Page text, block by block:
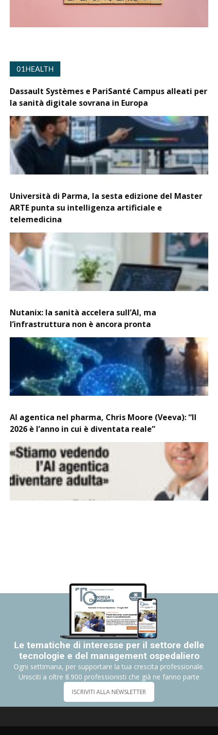
01HEALTH
Dassault Systèmes e PariSanté Campus alleati per
la sanità digitale sovrana in Europa
Università di Parma, la sesta edizione del Master
ARTE punta su intelligenza artificiale e
telemedicina
Nutanix: la sanità accelera sull’AI, ma
l’infrastruttura non è ancora pronta
AI agentica nel pharma, Chris Moore (Veeva): “Il
2026 è l’anno in cui è diventata reale”
Le tematiche di interesse per il settore delle
tecnologie e del management ospedaliero
Ogni settimana, per supportare la tua crescita professionale.
Unisciti a oltre 8.900 professionisti che già ne fanno parte
ISCRIVITI ALLA NEWSLETTER